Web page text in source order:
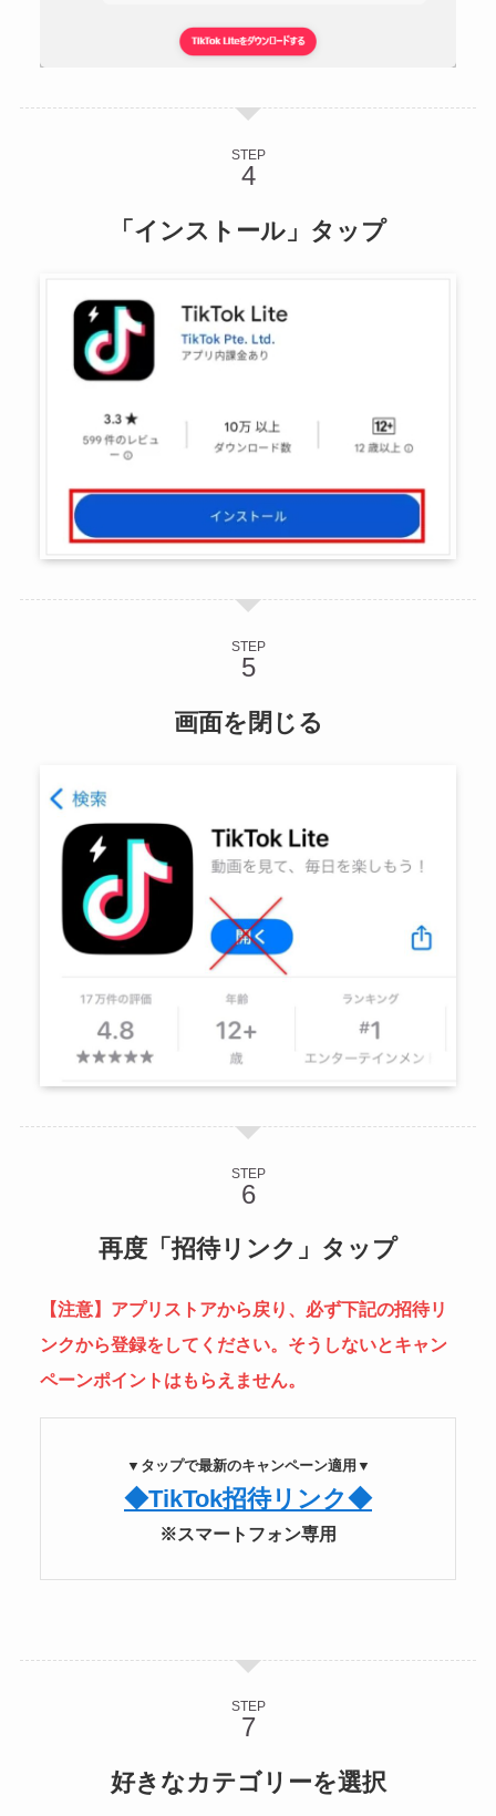
STEP
「インストール」タップ
STEP
画面を閉じる
STEP
再度「招待リンク」タップ
【注意】アプリストアから戻り、必ず下記の招待リ
ンクから登録をしてください。そうしないとキャン
ペーンポイントはもらえません。
▼タップで最新のキャンペーン適用▼
◆TikTok招待リンク◆
※スマートフォン専用
STEP
好きなカテゴリーを選択